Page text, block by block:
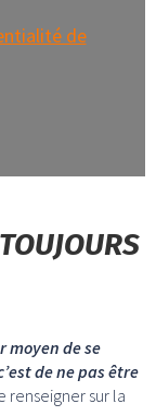
de
moyen de se
de ne pas être
renseigner sur la